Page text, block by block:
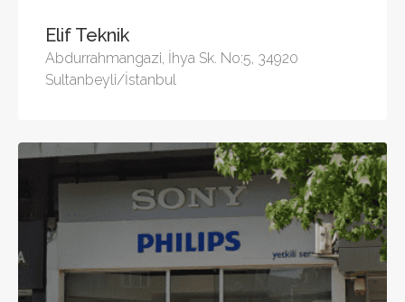
Elif Teknik
Abdurrahmangazi, İhya Sk. No:5, 34920
Sultanbeyli/İstanbul